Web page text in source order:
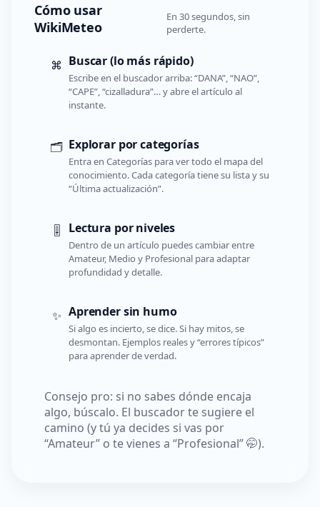
Cómo usar
WikiMeteo
En 30 segundos, sin
perderte.
⌘ Buscar (lo más rápido)
Escribe en el buscador arriba: “DANA”, “NAO”,
“CAPE”, “cizalladura”… y abre el artículo al
instante.
🗂️ Explorar por categorías
Entra en Categorías para ver todo el mapa del
conocimiento. Cada categoría tiene su lista y su
“Última actualización”.
🎚️ Lectura por niveles
Dentro de un artículo puedes cambiar entre
Amateur, Medio y Profesional para adaptar
profundidad y detalle.
✨ Aprender sin humo
Si algo es incierto, se dice. Si hay mitos, se
desmontan. Ejemplos reales y “errores típicos”
para aprender de verdad.
Consejo pro: si no sabes dónde encaja
algo, búscalo. El buscador te sugiere el
camino (y tú ya decides si vas por
“Amateur” o te vienes a “Profesional” 🤭).